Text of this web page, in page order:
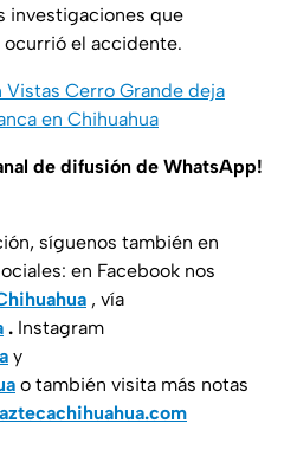
investigaciones que
el accidente.
Vistas Cerro Grande deja
en Chihuahua
de difusión de WhatsApp!
síguenos también en
en Facebook nos
, vía
. Instagram
y
o también visita más notas